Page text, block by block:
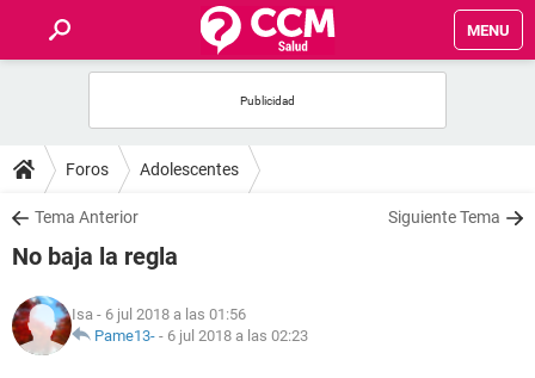
MENU
FOROS
SALUD
FAMILIA
NUTRICIÓN
Foros Adolescentes
Tema Anterior Siguiente Tema
No baja la regla
Isa - 6 jul 2018 a las 01:56
Pame13- - 6 jul 2018 a las 02:23